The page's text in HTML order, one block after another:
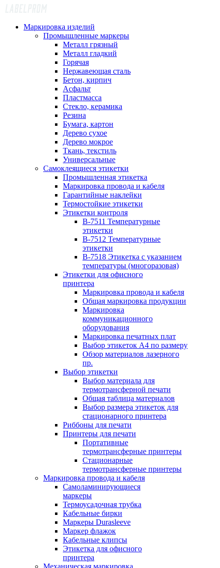
Маркировка изделий
Промышленные маркеры
Металл грязный
Металл гладкий
Горячая
Нержавеющая сталь
Бетон, кирпич
Асфальт
Пластмасса
Стекло, керамика
Резина
Бумага, картон
Дерево сухое
Дерево мокрое
Ткань, текстиль
Универсальные
Самоклеящиеся этикетки
Промышленная этикетка
Маркировка провода и кабеля
Гарантийные наклейки
Термостойкие этикетки
Этикетки контроля
B-7511 Температурные
этикетки
B-7512 Температурные
этикетки
B-7518 Этикетка с указанием
температуры (многоразовая)
Этикетки для офисного
принтера
Маркировка провода и кабеля
Общая маркировка продукции
Маркировка
коммуникационного
оборудования
Маркировка печатных плат
Выбор этикеток А4 по размеру
Обзор материалов лазерного
пр.
Выбор этикетки
Выбор материала для
термотрансферной печати
Общая таблица материалов
Выбор размера этикеток для
стационарного принтера
Риббоны для печати
Принтеры для печати
Портативные
термотрансферные принтеры
Стационарные
термотрансферные принтеры
Маркировка провода и кабеля
Самоламинирующиеся
маркеры
Термоусадочная трубка
Кабельные бирки
Маркеры Durasleeve
Маркер флажок
Кабельные клипсы
Этикетка для офисного
принтера
Механическая маркировка